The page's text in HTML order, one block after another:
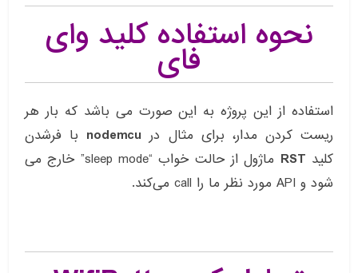
نحوه استفاده کلید وای
فای
استفاده از این پروژه به این صورت می باشد که بار هر
ریست کردن مدار، برای مثال در nodemcu با فرشدن
کلید RST
ماژول از حالت خواب “sleep mode” خارج می
شود و API مورد نظر ما را call می‌کند.